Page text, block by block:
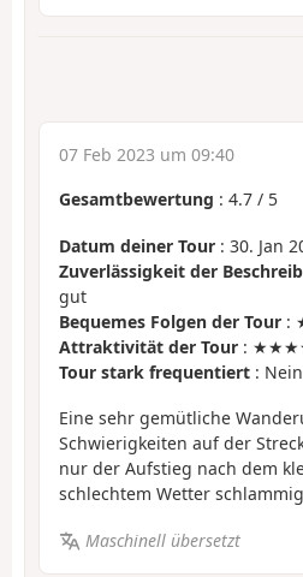
07 Feb 2023 um 09:40
Gesamtbewertung : 4.7 / 5
Datum deiner Tour : 30. Jan
Zuverlässigkeit der
gut
Bequemes Folgen der Tour :
Attraktivität der Tour :
Tour stark frequentiert : Nein
Eine sehr gemütliche
Schwierigkeiten auf der
nur der Aufstieg nach dem
schlechtem Wetter
Maschinell übersetzt